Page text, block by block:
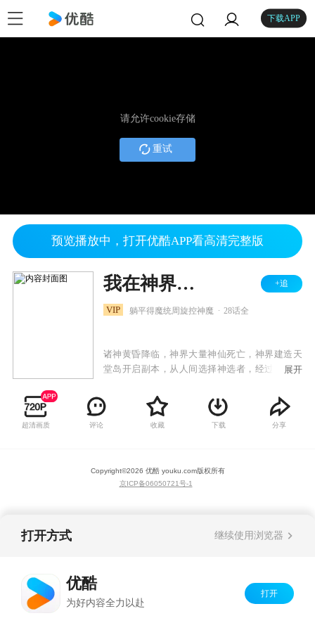
下载APP
请允许cookie存储
重试
预览播放中，打开优酷APP看高清完整版
我在神界养魅魔 +追
VIP 躺平得魔统周旋控神魔 28话全
诸神黄昏降临，神界大量神仙死亡，神界建造天
堂岛开启副本，从人间选择神选者，经过历练，
反而得到了魔王系统，随后在半躺平的状态下，
利用系统和神界产生周旋，最终控制神魔两界。
展开
超清画质 评论 收藏 下载 分享
Copyright©2026 优酷 youku.com版权所有
京ICP备06050721号-1
打开方式 继续使用浏览器
优酷
为好内容全力以赴
打开